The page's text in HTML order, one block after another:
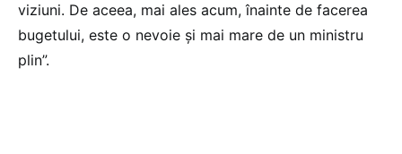
viziuni. De aceea, mai ales acum, înainte de facerea
bugetului, este o nevoie și mai mare de un ministru
plin”.